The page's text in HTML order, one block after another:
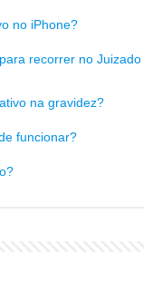
no iPhone?
recorrer no Juizado
na gravidez?
funcionar?